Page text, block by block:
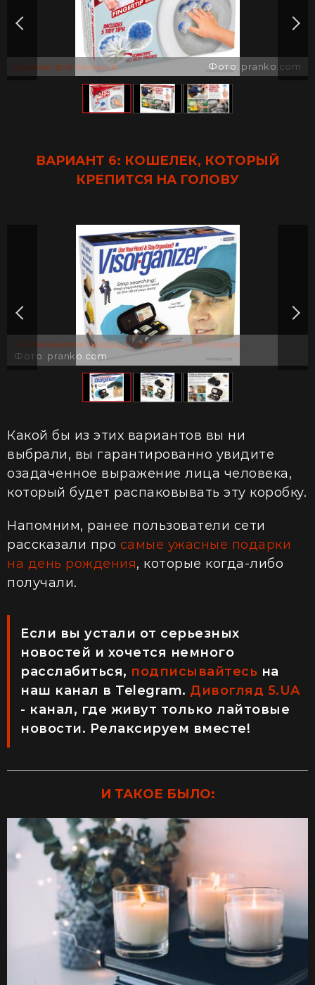
Ершики для пальцев Фото: pranko.com
ВАРИАНТ 6: КОШЕЛЕК, КОТОРЫЙ
КРЕПИТСЯ НА ГОЛОВУ
Незаменимая вещь для активного человека
Фото: pranko.com
Какой бы из этих вариантов вы ни
выбрали, вы гарантированно увидите
озадаченное выражение лица человека,
который будет распаковывать эту коробку.
Напомним, ранее пользователи сети
рассказали про самые ужасные подарки
на день рождения, которые когда-либо
получали.
Если вы устали от серьезных
новостей и хочется немного
расслабиться, подписывайтесь на
наш канал в Telegram. Дивогляд 5.UA
- канал, где живут только лайтовые
новости. Релаксируем вместе!
И ТАКОЕ БЫЛО: